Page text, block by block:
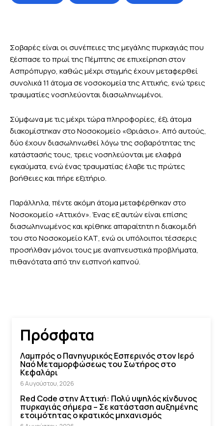
Σοβαρές είναι οι συνέπειες της μεγάλης πυρκαγιάς που
ξέσπασε το πρωί της Πέμπτης σε επιχείρηση στον
Ασπρόπυργο, καθώς μέχρι στιγμής έχουν μεταφερθεί
συνολικά 11 άτομα σε νοσοκομεία της Αττικής, ενώ τρεις
τραυματίες νοσηλεύονται διασωληνωμένοι.
Σύμφωνα με τις μέχρι τώρα πληροφορίες, έξι άτομα
διακομίστηκαν στο Νοσοκομείο «Θριάσιο». Από αυτούς,
δύο έχουν διασωληνωθεί λόγω της σοβαρότητας της
κατάστασής τους, τρεις νοσηλεύονται με ελαφρά
εγκαύματα, ενώ ένας τραυματίας έλαβε τις πρώτες
βοήθειες και πήρε εξιτήριο.
Παράλληλα, πέντε ακόμη άτομα μεταφέρθηκαν στο
Νοσοκομείο «Αττικόν». Ένας εξ αυτών είναι επίσης
διασωληνωμένος και κρίθηκε απαραίτητη η διακομιδή
του στο Νοσοκομείο ΚΑΤ, ενώ οι υπόλοιποι τέσσερις
προσήλθαν μόνοι τους με αναπνευστικά προβλήματα,
πιθανότατα από την εισπνοή καπνού.
Πρόσφατα
Λαμπρός ο Πανηγυρικός Εσπερινός στον Ιερό
Ναό Μεταμορφώσεως του Σωτήρος στο
Κεφαλάρι
6 Αυγούστου, 2026
Red Code στην Αττική: Πολύ υψηλός κίνδυνος
πυρκαγιάς σήμερα – Σε κατάσταση αυξημένης
ετοιμότητας ο κρατικός μηχανισμός